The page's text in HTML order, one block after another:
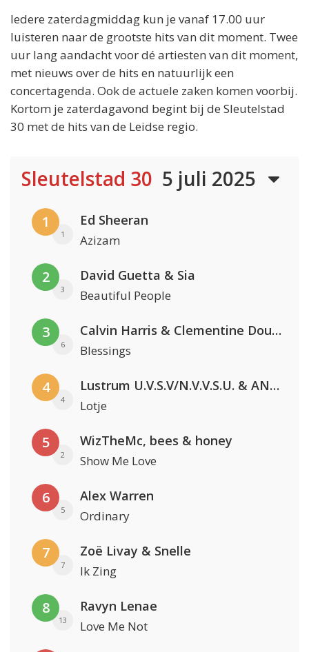
Iedere zaterdagmiddag kun je vanaf 17.00 uur
luisteren naar de grootste hits van dit moment. Twee
uur lang aandacht voor dé artiesten van dit moment,
met nieuws over de hits en natuurlijk een
concertagenda. Ook de actuele zaken komen voorbij.
Kortom je zaterdagavond begint bij de Sleutelstad
30 met de hits van de Leidse regio.
Sleutelstad 30 5 juli 2025
1
1
Ed Sheeran
Azizam
2
3
David Guetta & Sia
Beautiful People
3
6
Calvin Harris & Clementine Douglas
Blessings
4
4
Lustrum U.V.S.V/N.V.V.S.U. & ANNO ONS & Jopke van Dobbenburgh & Roeland Beelen
Lotje
5
2
WizTheMc, bees & honey
Show Me Love
6
5
Alex Warren
Ordinary
7
7
Zoë Livay & Snelle
Ik Zing
8
13
Ravyn Lenae
Love Me Not